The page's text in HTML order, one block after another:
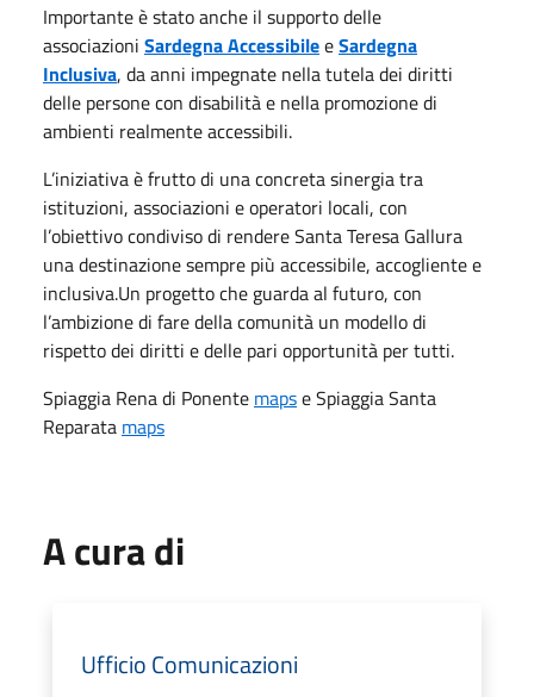
Importante è stato anche il supporto delle
associazioni Sardegna AccessibileeSardegna
Inclusiva, da anni impegnate nella tutela dei diritti
delle persone con disabilità e nella promozione di
ambienti realmente accessibili.
L’iniziativa è frutto di una concreta sinergia tra
istituzioni, associazioni e operatori locali, con
l’obiettivo condiviso di rendere Santa Teresa Gallura
una destinazione sempre più accessibile, accogliente e
inclusiva.Un progetto che guarda al futuro, con
l’ambizione di fare della comunità un modello di
rispetto dei diritti e delle pari opportunità per tutti.
Spiaggia Rena di Ponente mapse Spiaggia Santa
Reparata maps
A cura di
Ufficio Comunicazioni